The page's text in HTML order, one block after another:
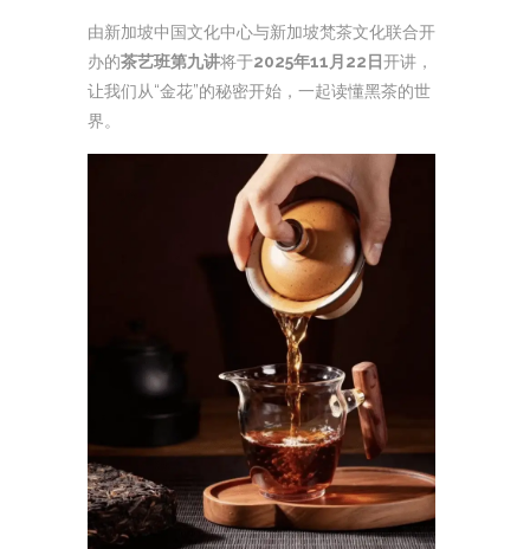
由新加坡中国文化中心与新加坡梵茶文化联合开
办的茶艺班第九讲将于2025年11月22日开讲，
让我们从“金花”的秘密开始，一起读懂黑茶的世
界。